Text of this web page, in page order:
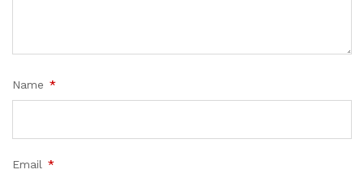
Name *
Email *